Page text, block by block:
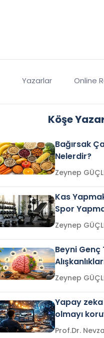
Yazarlar Online
Köşe
Bağırsak
Nelerdir?
Zeynep
Kas
Spor
Zeynep
Beyni Genç
Zeynep
Yapay
olmayı